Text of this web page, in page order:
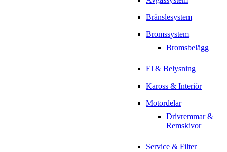
Bränslesystem
Bromssystem
Bromsbelägg
El & Belysning
Kaross & Interiör
Motordelar
Drivremmar &
Remskivor
Service & Filter